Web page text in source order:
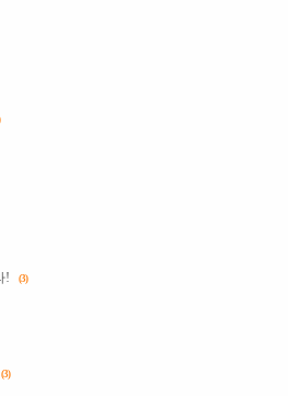
! (3)
(3)